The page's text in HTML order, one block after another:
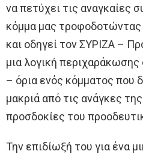
να πετύχει τις αναγκαίες
κόμμα μας
και οδηγεί τον ΣΥΡΙΖΑ –
μια λογική
– όρια ενός κόμματος που
μακριά από τις ανάγκες
προσδοκίες του
Την επιδίωξή του για ένα